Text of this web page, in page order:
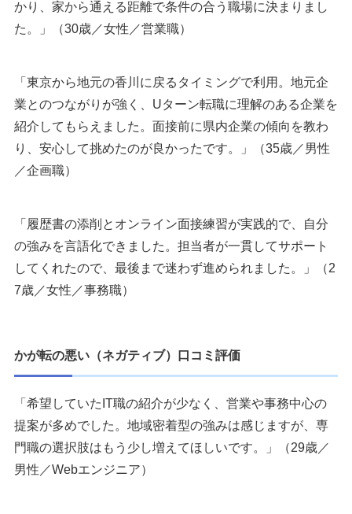
かり、家から通える距離で条件の合う職場に決まりまし
た。」（30歳／女性／営業職）
「東京から地元の香川に戻るタイミングで利用。地元企
業とのつながりが強く、Uターン転職に理解のある企業を
紹介してもらえました。面接前に県内企業の傾向を教わ
り、安心して挑めたのが良かったです。」（35歳／男性
／企画職）
「履歴書の添削とオンライン面接練習が実践的で、自分
の強みを言語化できました。担当者が一貫してサポート
してくれたので、最後まで迷わず進められました。」（2
7歳／女性／事務職）
かが転の悪い（ネガティブ）口コミ評価
「希望していたIT職の紹介が少なく、営業や事務中心の
提案が多めでした。地域密着型の強みは感じますが、専
門職の選択肢はもう少し増えてほしいです。」（29歳／
男性／Webエンジニア）